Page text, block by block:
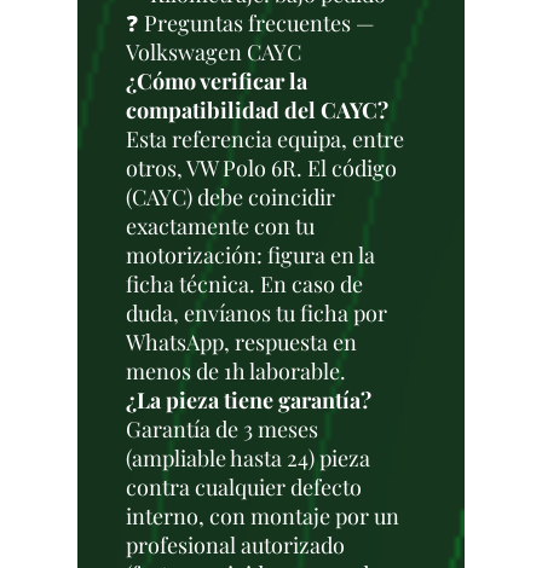
❓ Preguntas frecuentes —
Volkswagen CAYC
¿Cómo verificar la
compatibilidad del CAYC?
Esta referencia equipa, entre
otros, VW Polo 6R. El código
(CAYC) debe coincidir
exactamente con tu
motorización: figura en la
ficha técnica. En caso de
duda, envíanos tu ficha por
WhatsApp, respuesta en
menos de 1h laborable.
¿La pieza tiene garantía?
Garantía de 3 meses
(ampliable hasta 24) pieza
contra cualquier defecto
interno, con montaje por un
profesional autorizado